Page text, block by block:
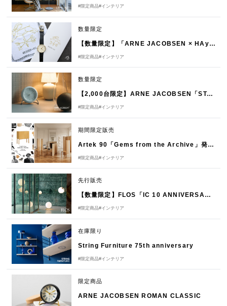
#限定商品#インテリア
数量限定
【数量限定】「ARNE JACOBSEN × HAyU」コラボウォッチ発売のお知らせ
#限定商品#インテリア
数量限定
【2,000台限定】ARNE JACOBSEN「STATION Bellevue」発売のお知らせ
#限定商品#インテリア
期間限定販売
Artek 90「Gems from the Archive」発売のお知らせ
#限定商品#インテリア
先行販売
【数量限定】FLOS「IC 10 ANNIVERSARY COLLECTION」
#限定商品#インテリア
在庫限り
String Furniture 75th anniversary
#限定商品#インテリア
限定商品
ARNE JACOBSEN ROMAN CLASSIC